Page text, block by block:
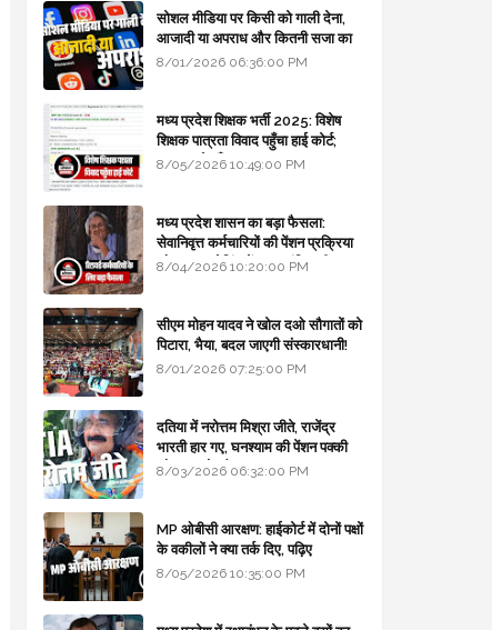
सोशल मीडिया पर किसी को गाली देना,
आजादी या अपराध और कितनी सजा का
प्रावधान - free legal advice
8/01/2026 06:36:00 PM
मध्य प्रदेश शिक्षक भर्ती 2025: विशेष
शिक्षक पात्रता विवाद पहुँचा हाई कोर्ट;
सरकार से माँगा जवाब
8/05/2026 10:49:00 PM
मध्य प्रदेश शासन का बड़ा फैसला:
सेवानिवृत्त कर्मचारियों की पेंशन प्रक्रिया
और बजट कोडिंग में हुए क्रांतिकारी
8/04/2026 10:20:00 PM
सीएम मोहन यादव ने खोल दओ सौगातों को
पिटारा, भैया, बदल जाएगी संस्कारधानी!
8/01/2026 07:25:00 PM
दतिया में नरोत्तम मिश्रा जीते, राजेंद्र
भारती हार गए, घनश्याम की पेंशन पक्की
और आशुतोष बैक टू...
8/03/2026 06:32:00 PM
MP ओबीसी आरक्षण: हाईकोर्ट में दोनों पक्षों
के वकीलों ने क्या तर्क दिए, पढ़िए
8/05/2026 10:35:00 PM